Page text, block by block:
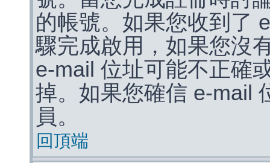
的帳號。如果您收到了
驟完成啟用，如果您沒
e-mail 位址可能不正確
掉。如果您確信 e-mail
員。
回頂端